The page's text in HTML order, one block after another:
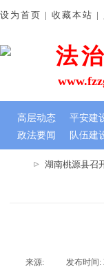
湖南桃源县召开
法
政法要闻 队伍建
设为首页 | 收藏本站 |
高层动态 平安建
来源: 发布时间: